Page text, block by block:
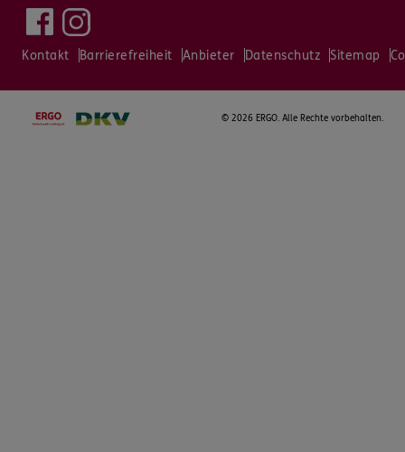
Kontakt Barrierefreiheit Anbieter Datenschutz Sitemap
© 2026 ERGO. Alle Rechte vorbehalten.